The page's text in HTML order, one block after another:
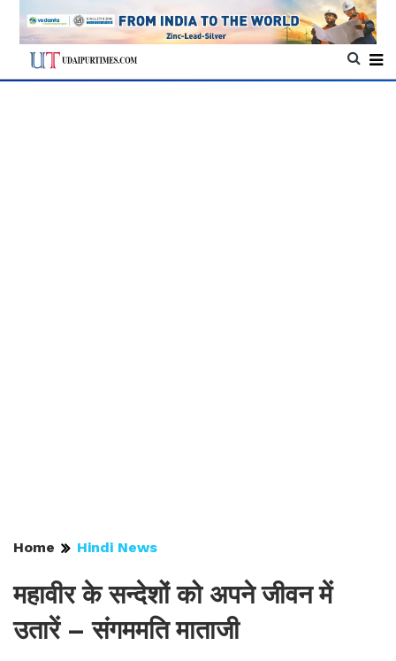
Home Hindi News
महावीर के सन्देशों को अपने जीवन में
उतारें – संगममति माताजी